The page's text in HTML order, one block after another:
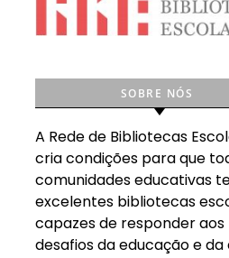
SOBRE NÓS
A Rede de Bibliotecas
cria condições para que
comunidades educativas
excelentes bibliotecas
capazes de responder aos
desafios da educação e da